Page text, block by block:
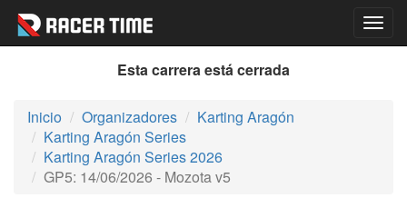
Esta carrera está cerrada
Inicio Organizadores
Karting Aragón
Karting Aragón Series
Karting Aragón Series 2026
GP5: 14/06/2026 - Mozota v5